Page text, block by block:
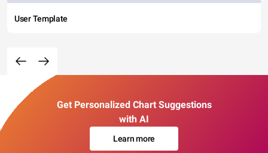
User Template
Get Personalized Chart Suggestions
with AI
Learn more